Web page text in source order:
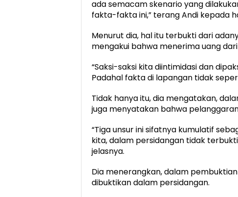
ada semacam skenario yang
fakta-fakta ini,” terang Andi kepada
Menurut dia, hal itu terbukti dari
mengakui bahwa menerima uang
“Saksi-saksi kita diintimidasi dan
Padahal fakta di lapangan tidak
Tidak hanya itu, dia mengatakan,
juga menyatakan bahwa
“Tiga unsur ini sifatnya kumulatif
kita, dalam persidangan tidak
jelasnya.
Dia menerangkan, dalam
dibuktikan dalam persidangan.